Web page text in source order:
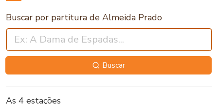
Buscar por partitura de Almeida Prado
Buscar
As 4 estações